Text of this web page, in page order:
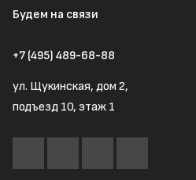
Будем на связи
+7 (495) 489-68-88
ул. Щукинская, дом 2,
подъезд 10, этаж 1